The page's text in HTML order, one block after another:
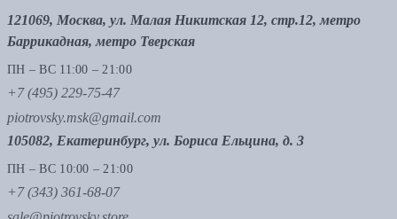
121069, Москва, ул. Малая Никитская 12, стр.12, метро
Баррикадная, метро Тверская
ПН – ВС 11:00 – 21:00
+7 (495) 229-75-47
piotrovsky.msk@gmail.com
105082, Екатеринбург, ул. Бориса Ельцина, д. 3
ПН – ВС 10:00 – 21:00
+7 (343) 361-68-07